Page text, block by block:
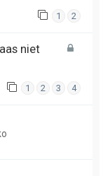
1 2
niet
1 2 3 4